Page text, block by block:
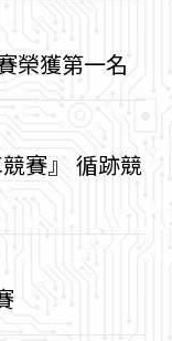
榮獲第一名
賽』 循跡競